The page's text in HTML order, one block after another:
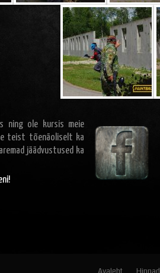
ning ole kursis meie
teist tõenäoliselt ka
jäädvustused ka